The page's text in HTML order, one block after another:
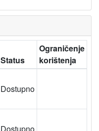
Status
Ograničenje
korištenja
Dostupno